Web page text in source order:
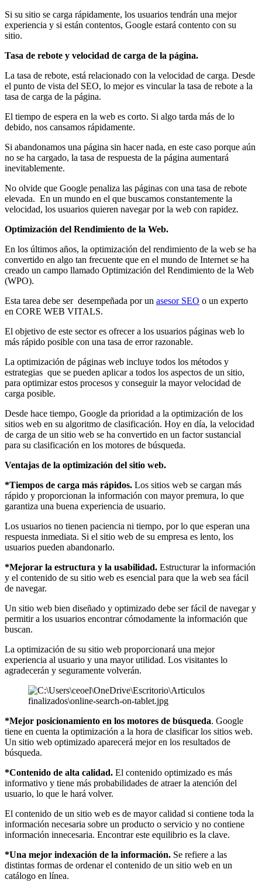
Si su sitio se carga rápidamente, los usuarios tendrán una mejor
experiencia y si están contentos, Google estará contento con su
sitio.
Tasa de rebote y velocidad de carga de la página.
La tasa de rebote, está relacionado con la velocidad de carga. Desde
el punto de vista del SEO, lo mejor es vincular la tasa de rebote a la
tasa de carga de la página.
El tiempo de espera en la web es corto. Si algo tarda más de lo
debido, nos cansamos rápidamente.
Si abandonamos una página sin hacer nada, en este caso porque aún
no se ha cargado, la tasa de respuesta de la página aumentará
inevitablemente.
No olvide que Google penaliza las páginas con una tasa de rebote
elevada. En un mundo en el que buscamos constantemente la
velocidad, los usuarios quieren navegar por la web con rapidez.
Optimización del Rendimiento de la Web.
En los últimos años, la optimización del rendimiento de la web se ha
convertido en algo tan frecuente que en el mundo de Internet se ha
creado un campo llamado Optimización del Rendimiento de la Web
(WPO).
Esta tarea debe ser desempeñada por un asesor SEO o un experto
en CORE WEB VITALS.
El objetivo de este sector es ofrecer a los usuarios páginas web lo
más rápido posible con una tasa de error razonable.
La optimización de páginas web incluye todos los métodos y
estrategias que se pueden aplicar a todos los aspectos de un sitio,
para optimizar estos procesos y conseguir la mayor velocidad de
carga posible.
Desde hace tiempo, Google da prioridad a la optimización de los
sitios web en su algoritmo de clasificación. Hoy en día, la velocidad
de carga de un sitio web se ha convertido en un factor sustancial
para su clasificación en los motores de búsqueda.
Ventajas de la optimización del sitio web.
*Tiempos de carga más rápidos. Los sitios web se cargan más
rápido y proporcionan la información con mayor premura, lo que
garantiza una buena experiencia de usuario.
Los usuarios no tienen paciencia ni tiempo, por lo que esperan una
respuesta inmediata. Si el sitio web de su empresa es lento, los
usuarios pueden abandonarlo.
*Mejorar la estructura y la usabilidad. Estructurar la información
y el contenido de su sitio web es esencial para que la web sea fácil
de navegar.
Un sitio web bien diseñado y optimizado debe ser fácil de navegar y
permitir a los usuarios encontrar cómodamente la información que
buscan.
La optimización de su sitio web proporcionará una mejor
experiencia al usuario y una mayor utilidad. Los visitantes lo
agradecerán y seguramente volverán.
*Mejor posicionamiento en los motores de búsqueda. Google
tiene en cuenta la optimización a la hora de clasificar los sitios web.
Un sitio web optimizado aparecerá mejor en los resultados de
búsqueda.
*Contenido de alta calidad. El contenido optimizado es más
informativo y tiene más probabilidades de atraer la atención del
usuario, lo que le hará volver.
El contenido de un sitio web es de mayor calidad si contiene toda la
información necesaria sobre un producto o servicio y no contiene
información innecesaria. Encontrar este equilibrio es la clave.
*Una mejor indexación de la información. Se refiere a las
distintas formas de ordenar el contenido de un sitio web en un
catálogo en línea.